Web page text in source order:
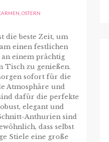
,OSTERN
die beste Zeit, um
einen festlichen
einem prächtig
Tisch zu genießen.
sofort für die
Atmosphäre und
dafür die perfekte
elegant und
Anthurien sind
dass selbst
Stiele eine große